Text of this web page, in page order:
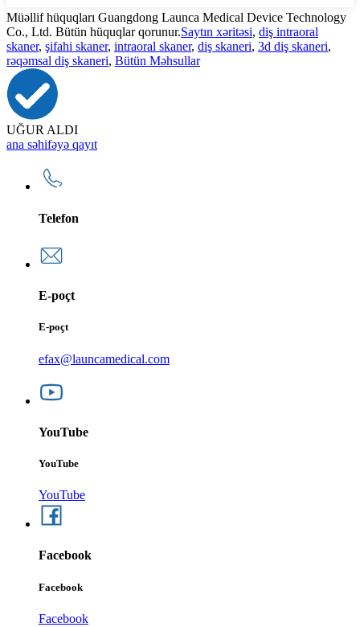
Müəllif hüquqları Guangdong Launca Medical Device Technology
Co., Ltd. Bütün hüquqlar qorunur.Saytın xəritəsi, diş intraoral
skaner, şifahi skaner, intraoral skaner, diş skaneri, 3d diş skaneri,
rəqəmsal diş skaneri, Bütün Məhsullar
UĞUR ALDI
ana səhifəyə qayıt
Telefon
E-poçt
E-poçt
efax@launcamedical.com
YouTube
YouTube
YouTube
Facebook
Facebook
Facebook